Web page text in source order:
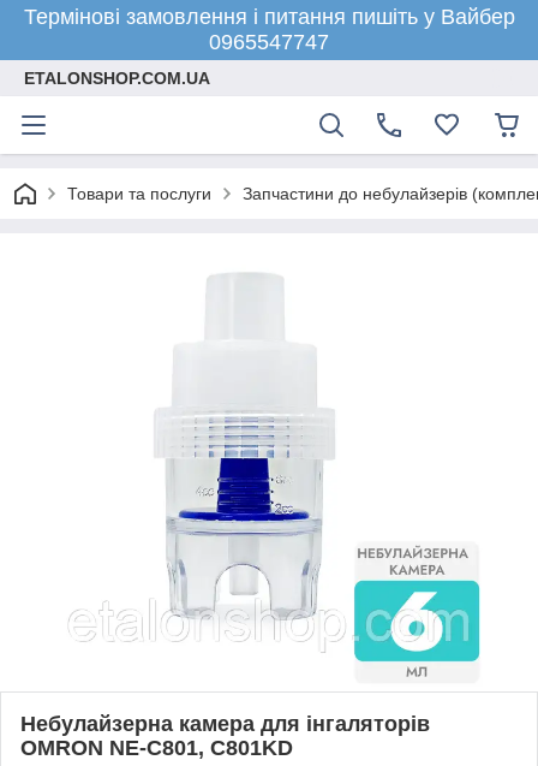
Термінові замовлення і питання пишіть у Вайбер
0965547747
ETALONSHOP.COM.UA
Товари та послуги Запчастини до небулайзерів
Небулайзерна камера для інгаляторів
OMRON NE-C801, C801KD